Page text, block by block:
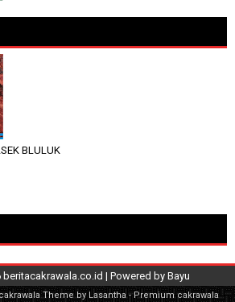
BLULUK
beritacakrawala.co.id | Powered by Bayu
Theme by Lasantha-Premium cakrawala